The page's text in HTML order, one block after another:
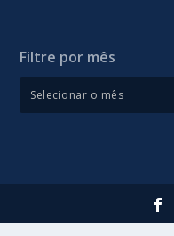
Filtre por mês